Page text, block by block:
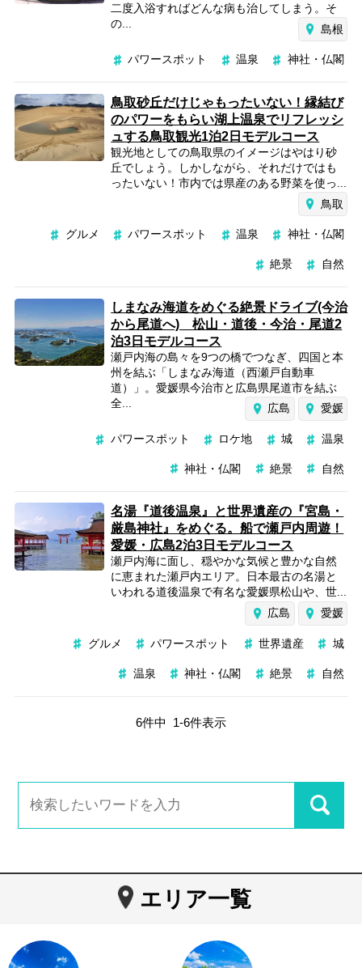
二度入浴すればどんな病も治してしまう。そ
の...
島根
パワースポット 温泉 神社・仏閣
鳥取砂丘だけじゃもったいない！縁結び
のパワーをもらい湖上温泉でリフレッシ
ュする鳥取観光1泊2日モデルコース
観光地としての鳥取県のイメージはやはり砂
丘でしょう。しかしながら、それだけではも
ったいない！市内では県産のある野菜を使っ...
鳥取
グルメ パワースポット 温泉 神社・仏閣
絶景 自然
しまなみ海道をめぐる絶景ドライブ(今治
から尾道へ) 松山・道後・今治・尾道2
泊3日モデルコース
瀬戸内海の島々を9つの橋でつなぎ、四国と本
州を結ぶ「しまなみ海道（西瀬戸自動車
道）」。愛媛県今治市と広島県尾道市を結ぶ
全...
広島 愛媛
パワースポット ロケ地 城 温泉
神社・仏閣 絶景 自然
名湯『道後温泉』と世界遺産の『宮島・
厳島神社』をめぐる。船で瀬戸内周遊！
愛媛・広島2泊3日モデルコース
瀬戸内海に面し、穏やかな気候と豊かな自然
に恵まれた瀬戸内エリア。日本最古の名湯と
いわれる道後温泉で有名な愛媛県松山や、世...
広島
愛媛
グルメ パワースポット 世界遺産 城
温泉 神社・仏閣 絶景 自然
6件中 1-6件表示
エリア一覧